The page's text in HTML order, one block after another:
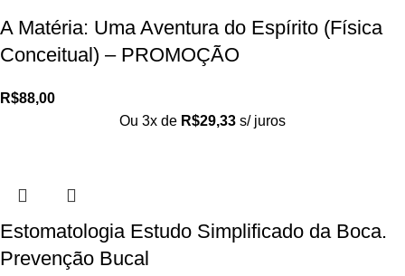
A Matéria: Uma Aventura do Espírito (Física
Conceitual) – PROMOÇÃO
R$88,00
Ou 3x de R$29,33 s/ juros
Estomatologia Estudo Simplificado da Boca.
Prevenção Bucal